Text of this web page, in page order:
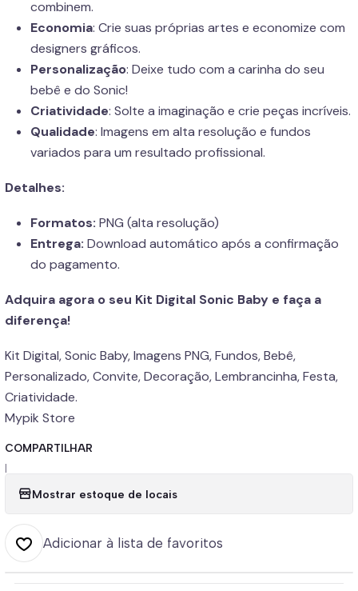
combinem.
Economia: Crie suas próprias artes e economize com
designers gráficos.
Personalização: Deixe tudo com a carinha do seu
bebê e do Sonic!
Criatividade: Solte a imaginação e crie peças incríveis.
Qualidade: Imagens em alta resolução e fundos
variados para um resultado profissional.
Detalhes:
Formatos: PNG (alta resolução)
Entrega: Download automático após a confirmação
do pagamento.
Adquira agora o seu Kit Digital Sonic Baby e faça a
diferença!
Kit Digital, Sonic Baby, Imagens PNG, Fundos, Bebê,
Personalizado, Convite, Decoração, Lembrancinha, Festa,
Criatividade.
Mypik Store
COMPARTILHAR
|
Mostrar estoque de locais
Adicionar à lista de favoritos